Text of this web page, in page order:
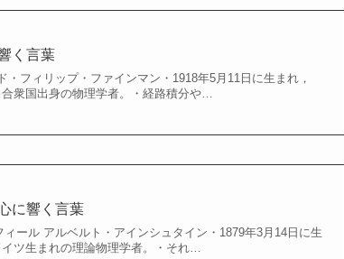
く言葉
フィリップ・ファインマン・1918年5月11日に生まれ，
衆国出身の物理学者。・経路積分や…
に響く言葉
ール アルベルト・アインシュタイン・1879年3月14日に生
ツ生まれの理論物理学者。・それ…